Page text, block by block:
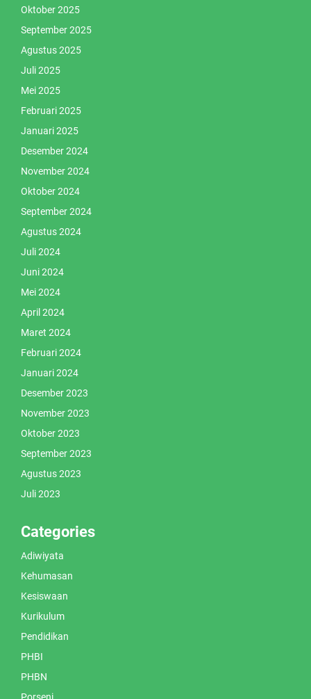
Oktober 2025
September 2025
Agustus 2025
Juli 2025
Mei 2025
Februari 2025
Januari 2025
Desember 2024
November 2024
Oktober 2024
September 2024
Agustus 2024
Juli 2024
Juni 2024
Mei 2024
April 2024
Maret 2024
Februari 2024
Januari 2024
Desember 2023
November 2023
Oktober 2023
September 2023
Agustus 2023
Juli 2023
Categories
Adiwiyata
Kehumasan
Kesiswaan
Kurikulum
Pendidikan
PHBI
PHBN